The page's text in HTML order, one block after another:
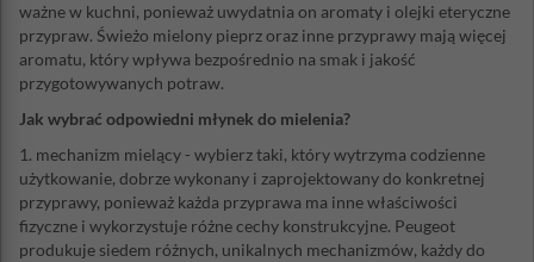
ważne w kuchni, ponieważ uwydatnia on aromaty i olejki eteryczne
przypraw. Świeżo mielony pieprz oraz inne przyprawy mają więcej
aromatu, który wpływa bezpośrednio na smak i jakość
przygotowywanych potraw.
Jak wybrać odpowiedni młynek do mielenia?
1. mechanizm mielący - wybierz taki, który wytrzyma codzienne
użytkowanie, dobrze wykonany i zaprojektowany do konkretnej
przyprawy, ponieważ każda przyprawa ma inne właściwości
fizyczne i wykorzystuje różne cechy konstrukcyjne. Peugeot
produkuje siedem różnych, unikalnych mechanizmów, każdy do